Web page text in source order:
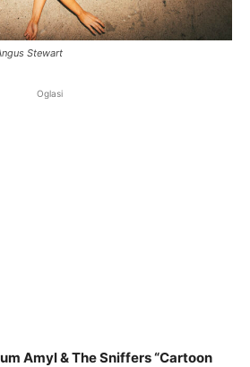
Stewart
Oglasi
Amyl & The Sniffers “Cartoon